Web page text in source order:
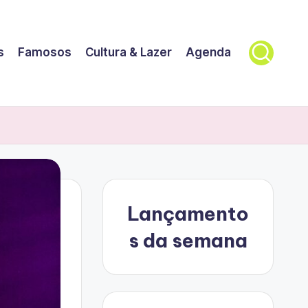
Famosos Cultura & Lazer Agenda
Lançamento
s da semana